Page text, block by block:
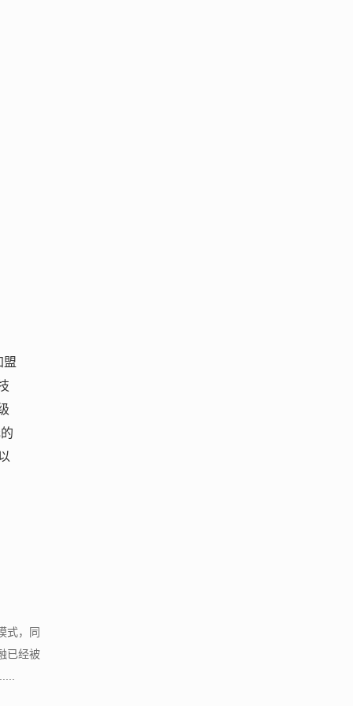
盟
式，同
已经被